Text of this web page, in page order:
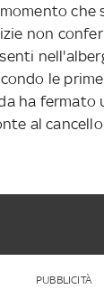
che
non
le
ha fermato
al
PUBBLICITÀ